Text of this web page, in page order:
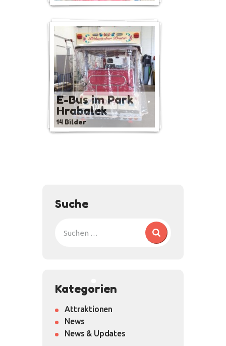
E-Bus im Park
Hrabalek
14 Bilder
Suche
Kategorien
Attraktionen
News
News & Updates